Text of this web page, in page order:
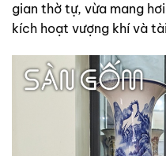
gian thờ tự, vừa mang
kích hoạt vượng khí và